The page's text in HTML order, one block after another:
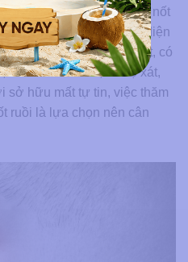
và nhu cầu cá nhân. Nếu nốt
đau, không ảnh hưởng diện
vị trí đó mang ý nghĩa tốt, có
nếu nốt ruồi lớn, dễ cọ xát,
sở hữu mất tự tin, việc thăm
ruồi là lựa chọn nên cân